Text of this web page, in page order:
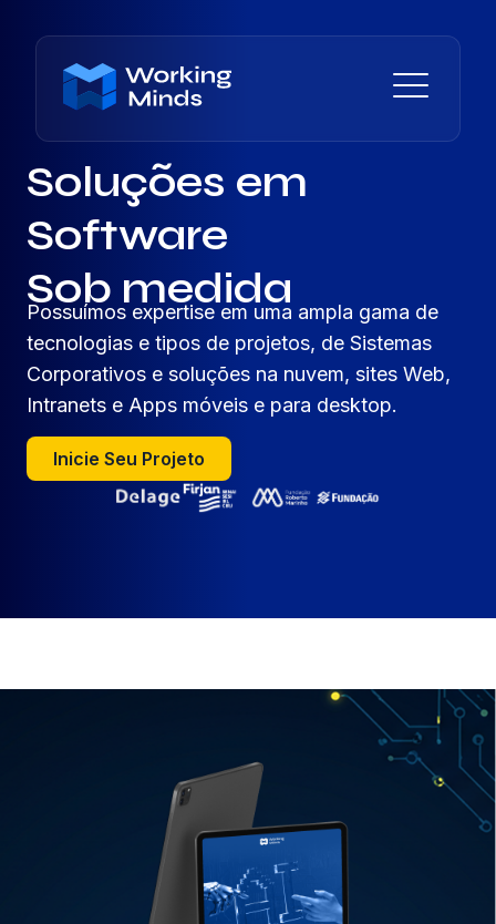
Soluções em
Software
Sob medida
Possuímos expertise em uma ampla gama de
tecnologias e tipos de projetos, de Sistemas
Corporativos e soluções na nuvem, sites Web,
Intranets e Apps móveis e para desktop.
Inicie Seu Projeto